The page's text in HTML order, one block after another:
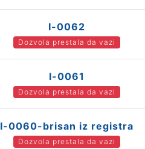
I-0062
Dozvola prestala da vazi
I-0061
Dozvola prestala da vazi
I-0060-brisan iz registra
Dozvola prestala da vazi